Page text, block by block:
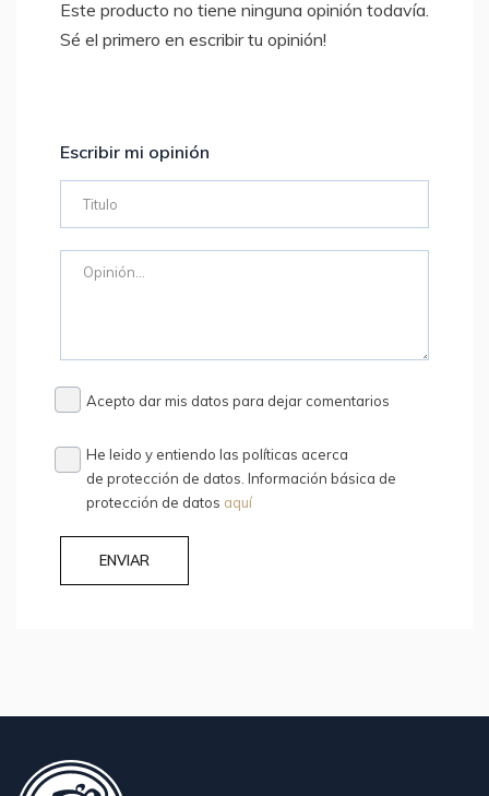
Este producto no tiene ninguna opinión todavía.
Sé el primero en escribir tu opinión!
Escribir mi opinión
Acepto dar mis datos para dejar comentarios
He leido y entiendo las políticas acerca
de protección de datos. Información básica de
protección de datos aquí
ENVIAR